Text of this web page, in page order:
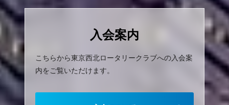
入会案内
こちらから東京西北ロータリークラブへの入会案
内をご覧いただけます。